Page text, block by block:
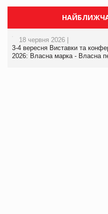
18 червня 2026 |
3-4 вересня Виставки та
2026: Власна марка - Власна